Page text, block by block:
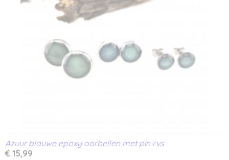
Azuur blauwe epoxy oorbellen met pin rvs
€ 15,99